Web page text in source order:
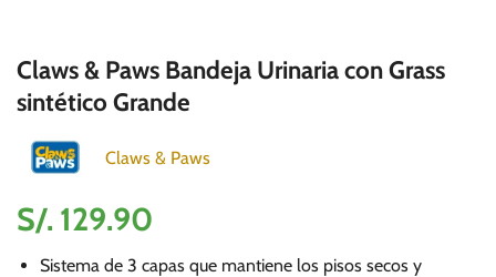
Claws & Paws Bandeja Urinaria con Grass
sintético Grande
Claws & Paws
S/. 129.90
Sistema de 3 capas que mantiene los pisos secos y